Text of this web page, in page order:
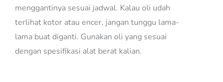
menggantinya sesuai jadwal. Kalau oli udah
terlihat kotor atau encer, jangan tunggu lama-
lama buat diganti. Gunakan oli yang sesuai
dengan spesifikasi alat berat kalian.